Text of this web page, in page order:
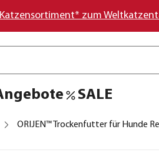
zum
SALE
ORIJEN™ Trockenfutter für Hunde